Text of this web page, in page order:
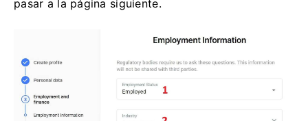
pasar a la página siguiente.